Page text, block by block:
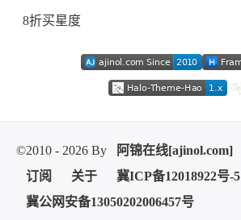
8折买星度
©2010 - 2026 By
阿锦在线[ajinol.com]
订阅
关于
冀ICP备12018922号-5
冀公网安备13050202006457号